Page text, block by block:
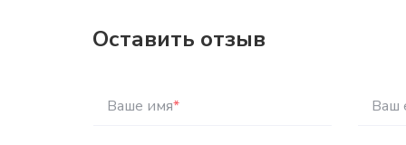
Оставить отзыв
Ваше имя* Ваш